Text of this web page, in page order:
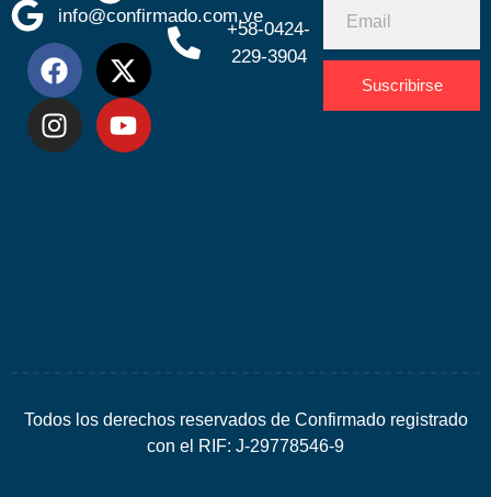
info@confirmado.com.ve
+58-0424-
229-3904
Suscribirse
Todos los derechos reservados de Confirmado registrado
con el RIF: J-29778546-9